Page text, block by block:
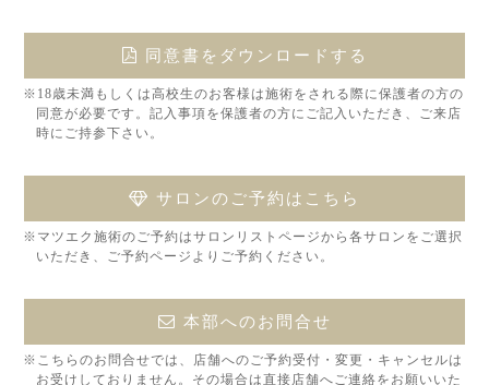
同意書をダウンロードする
※18歳未満もしくは高校生のお客様は施術をされる際に保護者の方の
同意が必要です。記入事項を保護者の方にご記入いただき、ご来店
時にご持参下さい。
サロンのご予約はこちら
※マツエク施術のご予約はサロンリストページから各サロンをご選択
いただき、ご予約ページよりご予約ください。
本部へのお問合せ
※こちらのお問合せでは、店舗へのご予約受付・変更・キャンセルは
お受けしておりません。その場合は直接店舗へご連絡をお願いいた